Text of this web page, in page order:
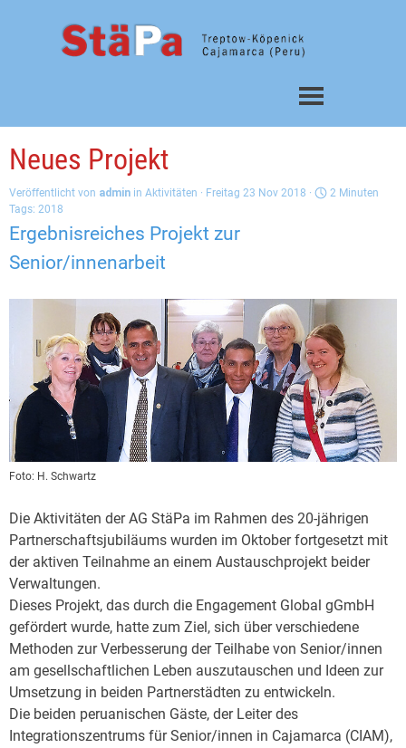
Menü überspringen
Neues Projekt
Veröffentlicht von admin in Aktivitäten · Freitag 23 Nov 2018 ·
2 Minuten
Tags: 2018
Ergebnisreiches Projekt zur
Senior/innenarbeit
Foto: H. Schwartz
Die Aktivitäten der AG StäPa im Rahmen des 20-jährigen
Partnerschaftsjubiläums wurden im Oktober fortgesetzt mit
der aktiven Teilnahme an einem Austauschprojekt beider
Verwaltungen.
Dieses Projekt, das durch die Engagement Global gGmbH
gefördert wurde, hatte zum Ziel, sich über verschiedene
Methoden zur Verbesserung der Teilhabe von Senior/innen
am gesellschaftlichen Leben auszutauschen und Ideen zur
Umsetzung in beiden Partnerstädten zu entwickeln.
Die beiden peruanischen Gäste, der Leiter des
Integrationszentrums für Senior/innen in Cajamarca (CIAM),